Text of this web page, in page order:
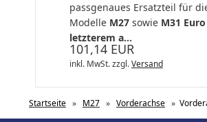
passgenaues Ersatzteil für
Modelle M27 sowie M31
letzterem a...
101,14 EUR
inkl. MwSt.zzgl.Versand
Startseite » M27 » Vorderachse »